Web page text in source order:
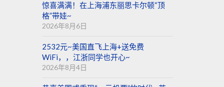
惊喜满满！在上海浦东丽思卡尔顿“顶
格”带娃~
2026年8月6日
2532元~美国直飞上海+送免费
WiFi，，江浙同学也开心~
2026年8月4日